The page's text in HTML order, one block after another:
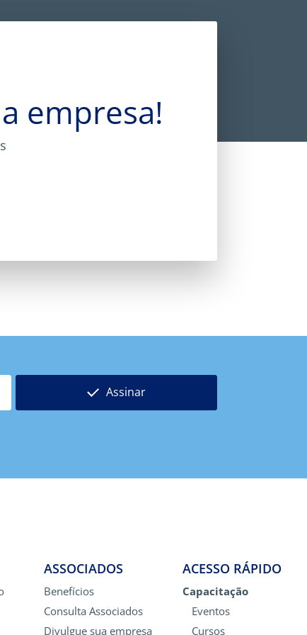
empresa!
Assinar
ASSOCIADOS
Benefícios
Consulta Associados
Divulgue sua empresa
ACESSO RÁPIDO
Capacitação
Eventos
Cursos